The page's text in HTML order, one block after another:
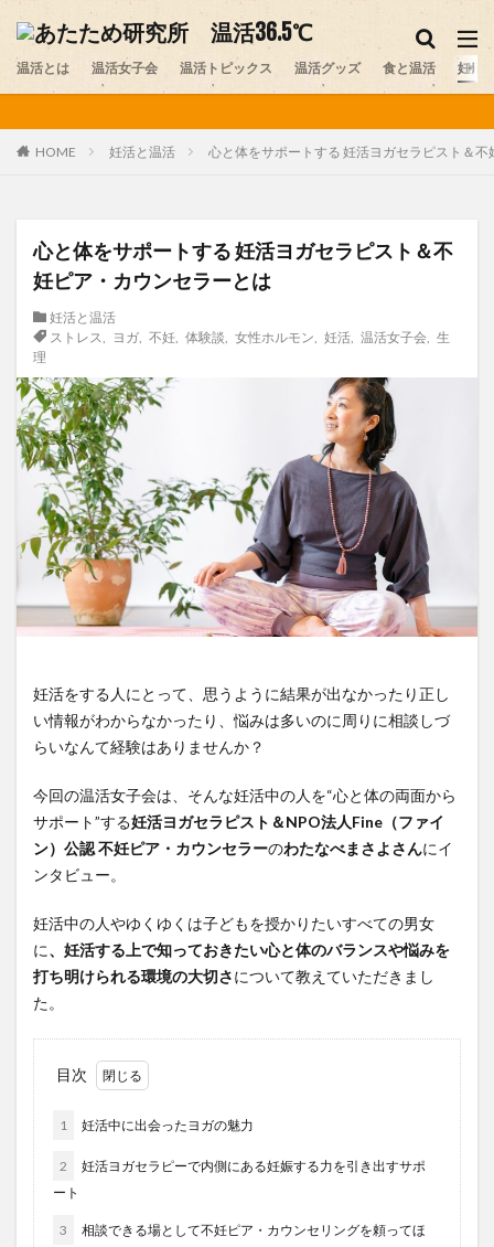
温活とは 温活女子会 温活トピックス 温活グッズ 食と温活 妊活
HOME 妊活と温活 心と体をサポートする 妊活ヨガセラピスト＆
心と体をサポートする 妊活ヨガセラピスト＆不
妊ピア・カウンセラーとは
妊活と温活
ストレス
ヨガ, 不妊, 体験談 女性ホルモン 妊活, 温活女子会, 生
理
妊活をする人にとって、思うように結果が出なかったり正し
い情報がわからなかったり、悩みは多いのに周りに相談しづ
らいなんて経験はありませんか？
今回の温活女子会は、そんな妊活中の人を“心と体の両面から
サポート”する妊活ヨガセラピスト＆NPO法人Fine（ファイ
ン）公認 不妊ピア・カウンセラーのわたなべまさよさんにイ
ンタビュー。
妊活中の人やゆくゆくは子どもを授かりたいすべての男女
に、妊活する上で知っておきたい心と体のバランスや悩みを
打ち明けられる環境の大切さについて教えていただきまし
た。
目次
1 妊活中に出会ったヨガの魅力
2
妊活ヨガセラピーで内側にある妊娠する力を引き出すサポ
ート
3
相談できる場として不妊ピア・カウンセリングを頼ってほ
温活グッズ 味噌
カテゴリー
デリケートゾーン
ニット
プレコンセプションケア
中医学
乾布摩擦 体験談 冷え
医師
夏温活
女性ホルモン
妊活スポット
寒暖差疲労
更年期
最新情報
梅雨
温活
温活イベント
温活グッズ
温活グルメ
温活スポット
温活プレイス
温活レシピ
温活女子会
温活女子会が行く
温活方法
温活食材
漢方 生姜 生理
生理不順
生理痛
疲労 発酵食品 睡眠
美容
靴下
顔温活 食と温活
検索